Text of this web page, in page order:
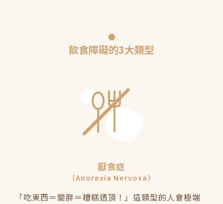
飲食障礙的3大類型
厭食症
（Anorexia Nervosa）
「吃東西＝變胖＝糟糕透頂！」這類型的人會極端